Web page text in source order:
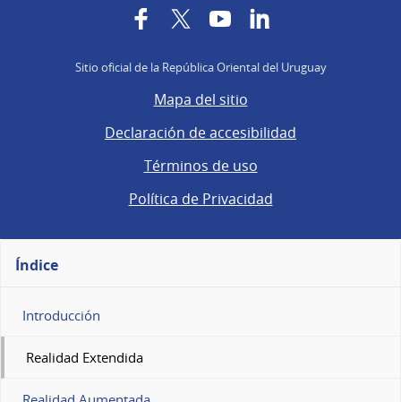
FacebookTwitterYouTube
Sitio oficial de la República Oriental del Uruguay
Mapa del sitio
Declaración de accesibilidad
Términos de uso
Política de Privacidad
Índice
Introducción
Realidad Extendida